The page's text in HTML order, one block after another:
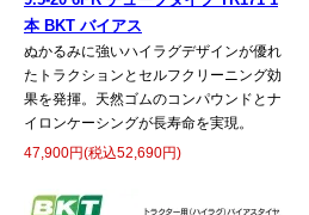
本 BKT バイアス
ぬかるみに強いハイラグデザインが優れ
たトラクションとセルフクリーニング効
果を発揮。天然ゴムのコンパウンドとナ
イロンケーシングが長寿命を実現。
47,900円(税込52,690円)